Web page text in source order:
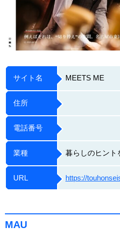
サイト名 MEETS ME
住所
電話番号
業種 暮らしのヒント
URL https://
MAU